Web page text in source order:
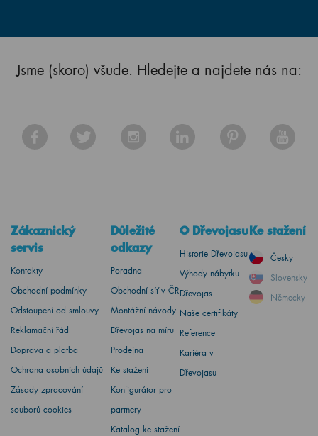
Jsme (skoro) všude. Hledejte a najdete nás na:
Zákaznický
servis
Kontakty
Obchodní podmínky
Odstoupení od smlouvy
Reklamační řád
Doprava a platba
Ochrana osobních údajů
Zásady zpracování
souborů cookies
Důležité
odkazy
Poradna
Obchodní síť v ČR
Montážní návody
Dřevojas na míru
Prodejna
Ke stažení
Konfigurátor pro
partnery
Katalog ke stažení
O Dřevojasu
Historie Dřevojasu
Výhody nábytku
Dřevojas
Naše certifikáty
Reference
Kariéra v
Dřevojasu
Ke stažení
Česky
Slovensky
Německy